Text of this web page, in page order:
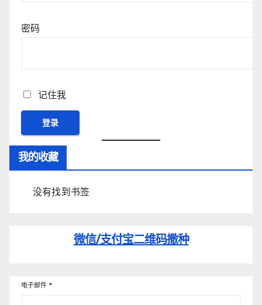
密码
记住我
我的收藏
没有找到书签
微信/支付宝二维码撒种
电子邮件 *